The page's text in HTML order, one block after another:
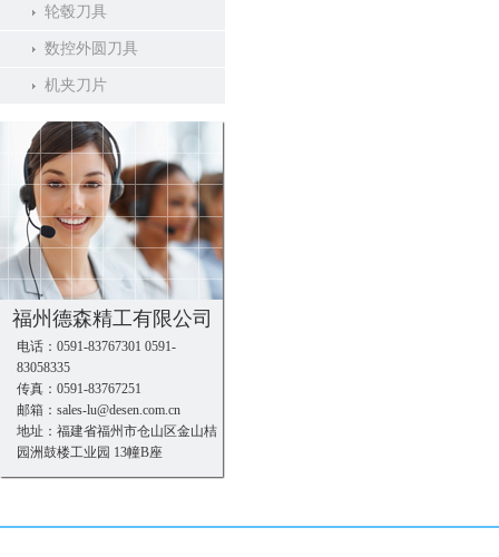
轮毂刀具
数控外圆刀具
机夹刀片
福州德森精工有限公司
电话：0591-83767301 0591-
83058335
传真：0591-83767251
邮箱：sales-lu@desen.com.cn
地址：福建省福州市仓山区金山桔
园洲鼓楼工业园 13幢B座